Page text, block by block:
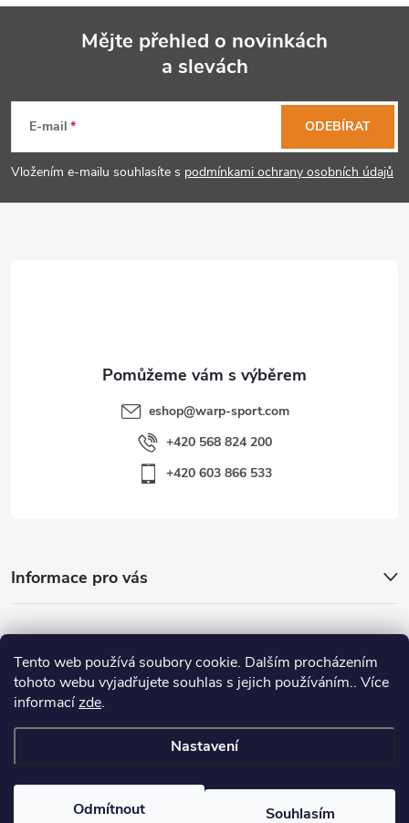
Tento web používá soubory cookie. Dalším procházením
tohoto webu vyjadřujete souhlas s jejich používáním.. Více
informacízde.
Nastavení
Odmítnout Souhlasím
p
a
Mějte přehled o novinkách
a slevách
E-mail
Vložením e-mailu souhlasíte s podmínkami ochrany osobních údajů
ODEBÍRAT
eshop@warp-sport.com
+420 568 824 200
+420 603 866 533
Informace pro vás
Nejhledanější
Důležité odkazy
Warp-Sport.com. Všechna práva vyhrazena.